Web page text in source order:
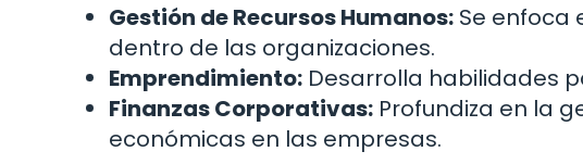
Gestión de Recursos Humanos: Se enfoca
dentro de las organizaciones.
Emprendimiento: Desarrolla habilidades
Finanzas Corporativas: Profundiza en la
económicas en las empresas.